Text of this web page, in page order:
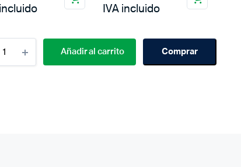
IVA incluido
Añadir al carrito Comprar